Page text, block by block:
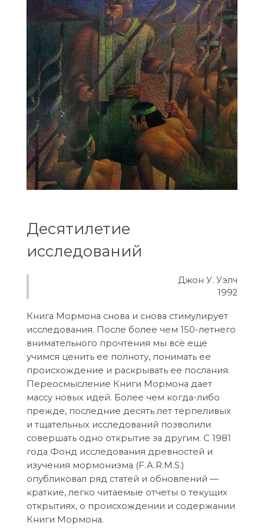
Десятилетие
исследований
Джон У. Уэлч
1992
Книга Мормона снова и снова стимулирует
исследования. После более чем 150-летнего
внимательного прочтения мы всё еще
учимся ценить ее полноту, понимать ее
происхождение и раскрывать ее послания.
Переосмысление Книги Мормона дает
массу новых идей. Более чем когда-либо
прежде, последние десять лет терпеливых
и тщательных исследований позволили
совершать одно открытие за другим. С 1981
года Фонд исследования древностей и
изучения мормонизма (F.A.R.M.S.)
опубликовал ряд статей и обновлений —
краткие, легко читаемые отчеты о текущих
открытиях, о происхождении и содержании
Книги Мормона.